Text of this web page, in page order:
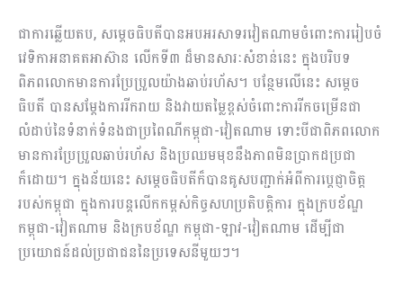
ជាការឆ្លើយតប, សម្ដេចធិបតីបានអបអរសាទរវៀតណាមចំពោះការរៀបចំ
វេទិកាអនាគតអាស៊ាន លើកទី៣ ដ៏មានសារៈសំខាន់នេះ ក្នុងបរិបទ
ពិភពលោកមានការប្រែប្រួលយ៉ាងឆាប់រហ័ស។ បន្ថែមលើនេះ សម្ដេច
ធិបតី បានសម្ដែងការរីករាយ និងវាយតម្លៃខ្ពស់ចំពោះការរីកចម្រើនជា
លំដាប់នៃទំនាក់ទំនងជាប្រពៃណីកម្ពុជា-វៀតណាម ទោះបីជាពិភពលោក
មានការប្រែប្រួលឆាប់រហ័ស និងប្រឈមមុខនឹងភាពមិនប្រាកដប្រជា
ក៏ដោយ។ ក្នុងន័យនេះ សម្ដេចធិបតីក៏បានគូសបញ្ជាក់អំពីការប្ដេជ្ញាចិត្ត
របស់កម្ពុជា ក្នុងការបន្តលើកកម្ពស់កិច្ចសហប្រតិបត្តិការ ក្នុងក្របខ័ណ្ឌ
កម្ពុជា-វៀតណាម និងក្របខ័ណ្ឌ កម្ពុជា-ឡាវ-វៀតណាម ដើម្បីជា
ប្រយោជន៍ដល់ប្រជាជននៃប្រទេសនីមួយៗ។